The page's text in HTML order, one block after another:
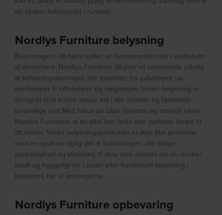
du skaber fokuspunkt i rummet.
Nordlys Furniture belysning
Belysningen i dit hjem spiller en fundamental rolle i skabelsen
af atmosfære. Nordlys Furniture tilbyder et omfattende udvalg
af belysningsløsninger, der spænder fra gulvlamper og
bordlamper til loftslamper og væglamper. Vores belysning er
designet til at kunne passe ind i alle stilarter og hjemmets
forskellige rum.Med fokus på både funktion og æstetik sikrer
Nordlys Furniture, at du altid kan finde den perfekte lampe til
dit behov. Vores belysningsprodukter er ikke blot praktiske,
men er også en vigtig del af indretningen, der tilføjer
personlighed og stemning til dine rum. Uanset om du ønsker
blødt og hyggeligt lys i stuen eller funktionelt belysning i
køkkenet, har vi løsningerne.
Nordlys Furniture opbevaring